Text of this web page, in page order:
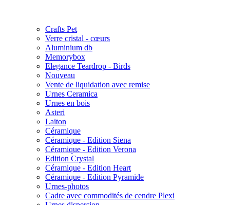
Crafts Pet
Verre cristal - cœurs
Aluminium db
Memorybox
Elegance Teardrop - Birds
Nouveau
Vente de liquidation avec remise
Urnes Ceramica
Urnes en bois
Asteri
Laiton
Céramique
Céramique - Edition Siena
Céramique - Edition Verona
Edition Crystal
Céramique - Edition Heart
Céramique - Edition Pyramide
Urnes-photos
Cadre avec commodités de cendre Plexi